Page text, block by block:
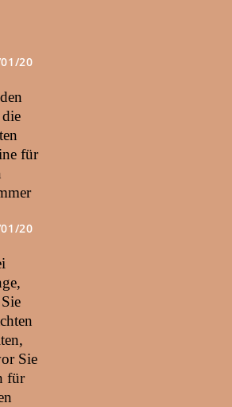
20
für
20
Sie
für